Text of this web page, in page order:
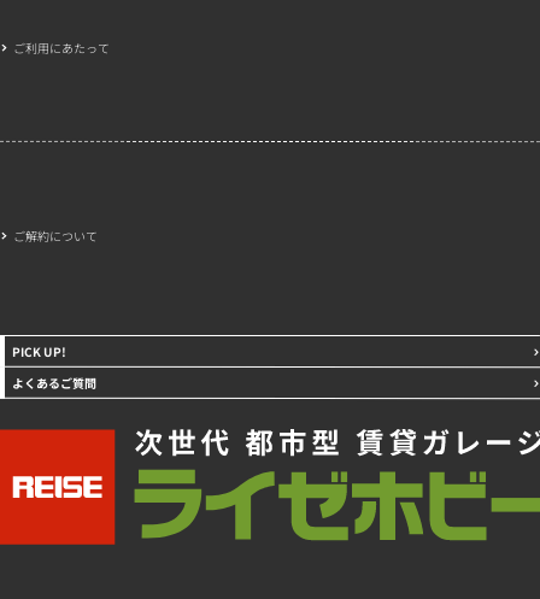
ご利用にあたって
ご解約について
PICK UP!
よくあるご質問